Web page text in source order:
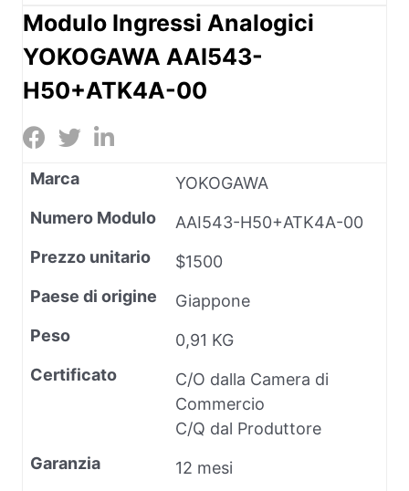
Modulo Ingressi Analogici
YOKOGAWA AAI543-
H50+ATK4A-00
Marca
YOKOGAWA
Numero Modulo
AAI543-H50+ATK4A-00
Prezzo unitario
$1500
Paese di origine
Giappone
Peso
0,91 KG
Certificato
C/O dalla Camera di
Commercio
C/Q dal Produttore
Garanzia
12 mesi